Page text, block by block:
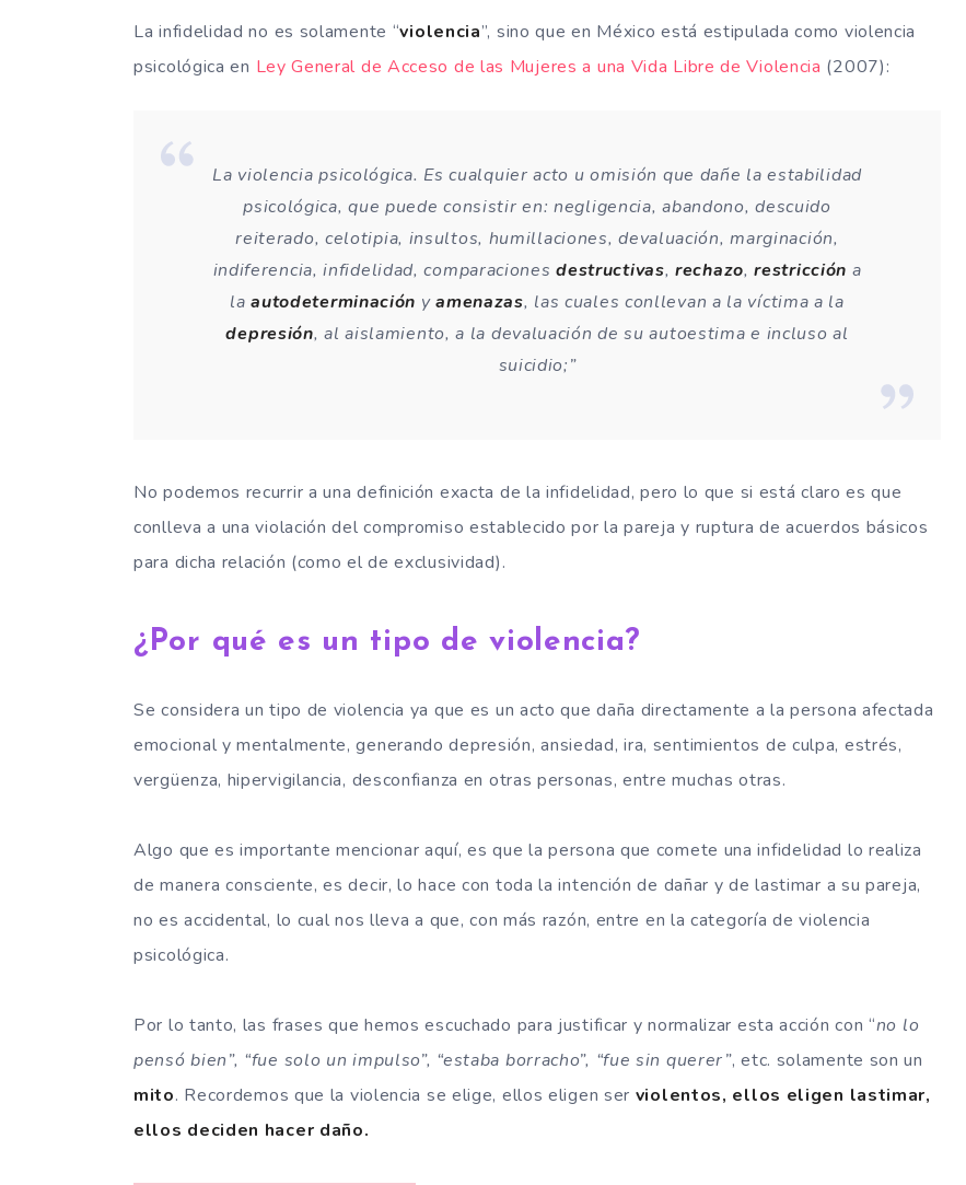
La infidelidad no es solamente “violencia”, sino que en México está estipulada como violencia
psicológica en Ley General de Acceso de las Mujeres a una Vida Libre de Violencia (2007):
La violencia psicológica. Es cualquier acto u omisión que dañe la estabilidad
psicológica, que puede consistir en: negligencia, abandono, descuido
reiterado, celotipia, insultos, humillaciones, devaluación, marginación,
indiferencia, infidelidad, comparacionesdestructivas,rechazo,restricción a
laautodeterminación yamenazas, las cuales conllevan a la víctima a la
depresión, al aislamiento, a la devaluación de su autoestima e incluso al
suicidio;”
No podemos recurrir a una definición exacta de la infidelidad, pero lo que si está claro es que
conlleva a una violación del compromiso establecido por la pareja y ruptura de acuerdos básicos
para dicha relación (como el de exclusividad).
¿Por qué es un tipo de violencia?
Se considera un tipo de violencia ya que es un acto que daña directamente a la persona afectada
emocional y mentalmente, generando depresión, ansiedad, ira, sentimientos de culpa, estrés,
vergüenza, hipervigilancia, desconfianza en otras personas, entre muchas otras.
Algo que es importante mencionar aquí, es que la persona que comete una infidelidad lo realiza
de manera consciente, es decir, lo hace con toda la intención de dañar y de lastimar a su pareja,
no es accidental, lo cual nos lleva a que, con más razón, entre en la categoría de violencia
psicológica.
Por lo tanto, las frases que hemos escuchado para justificar y normalizar esta acción con “no lo
pensó bien”, “fue solo un impulso”, “estaba borracho”, “fue sin querer”, etc. solamente son un
mito. Recordemos que la violencia se elige, ellos eligen ser violentos, ellos eligen lastimar,
ellos deciden hacer daño.